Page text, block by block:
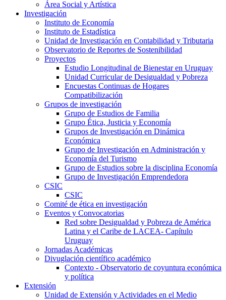
Área Social y Artística
Investigación
Instituto de Economía
Instituto de Estadística
Unidad de Investigación en Contabilidad y Tributaria
Observatorio de Reportes de Sostenibilidad
Proyectos
Estudio Longitudinal de Bienestar en Uruguay
Unidad Curricular de Desigualdad y Pobreza
Encuestas Continuas de Hogares
Compatibilización
Grupos de investigación
Grupo de Estudios de Familia
Grupo Ética, Justicia y Economía
Grupos de Investigación en Dinámica
Económica
Grupo de Investigación en Administración y
Economía del Turismo
Grupo de Estudios sobre la disciplina Economía
Grupo de Investigación Emprendedora
CSIC
CSIC
Comité de ética en investigación
Eventos y Convocatorias
Red sobre Desigualdad y Pobreza de América
Latina y el Caribe de LACEA- Capítulo
Uruguay
Jornadas Académicas
Divuglación científico académico
Contexto - Observatorio de coyuntura económica
y política
Extensión
Unidad de Extensión y Actividades en el Medio